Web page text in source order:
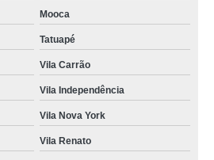
Mooca
Tatuapé
Vila Carrão
Vila Independência
Vila Nova York
Vila Renato